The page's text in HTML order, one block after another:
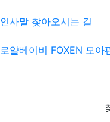
인사말 찾아오시는 길
로얄베이비 FOXEN 모아